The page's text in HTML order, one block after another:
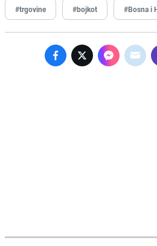
#trgovine #bojkot #Bosna i